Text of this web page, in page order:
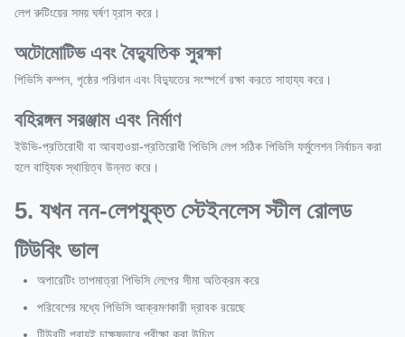
লেপ রুটিংয়ের সময় ঘর্ষণ হ্রাস করে।
অটোমোটিভ এবং বৈদ্যুতিক সুরক্ষা
পিভিসি কম্পন, পৃষ্ঠের পরিধান এবং বিদ্যুতের সংস্পর্শে রক্ষা করতে সাহায্য করে।
বহিরঙ্গন সরঞ্জাম এবং নির্মাণ
ইউভি-প্রতিরোধী বা আবহাওয়া-প্রতিরোধী পিভিসি লেপ সঠিক পিভিসি ফর্মুলেশন নির্বাচন করা
হলে বাহ্যিক স্থায়িত্ব উন্নত করে।
5. যখন নন-লেপযুক্ত স্টেইনলেস স্টীল রোলড
টিউবিং ভাল
অপারেটিং তাপমাত্রা পিভিসি লেপের সীমা অতিক্রম করে
পরিবেশের মধ্যে পিভিসি আক্রমণকারী দ্রাবক রয়েছে